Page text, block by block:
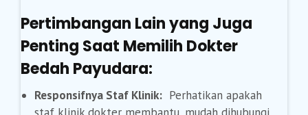
Pertimbangan Lain yang Juga
Penting Saat Memilih Dokter
Bedah Payudara:
Responsifnya Staf Klinik: Perhatikan apakah